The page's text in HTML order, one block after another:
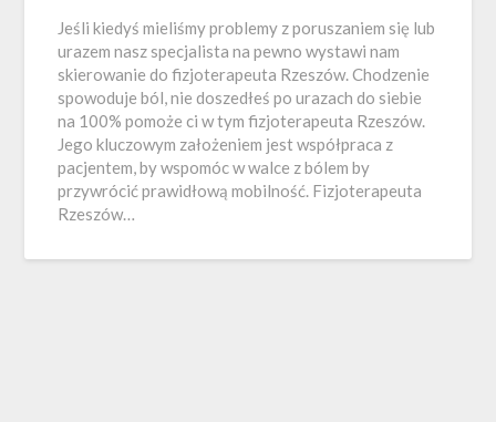
Jeśli kiedyś mieliśmy problemy z poruszaniem się lub
urazem nasz specjalista na pewno wystawi nam
skierowanie do fizjoterapeuta Rzeszów. Chodzenie
spowoduje ból, nie doszedłeś po urazach do siebie
na 100% pomoże ci w tym fizjoterapeuta Rzeszów.
Jego kluczowym założeniem jest współpraca z
pacjentem, by wspomóc w walce z bólem by
przywrócić prawidłową mobilność. Fizjoterapeuta
Rzeszów…